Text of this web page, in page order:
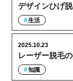
デザインひげ
生活
レーザー脱毛
2025.10.23
知識